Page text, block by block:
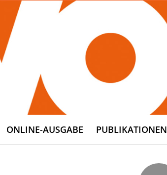
ONLINE-AUSGABE PUBLIKATIONEN